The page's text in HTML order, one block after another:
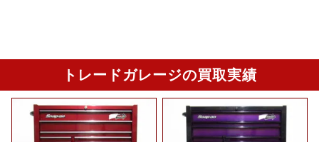
トレードガレージの買取実績